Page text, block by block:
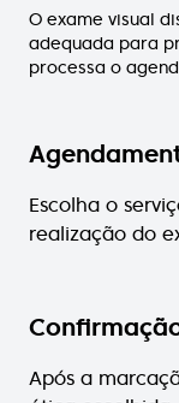
O exame visual
adequada para
processa o
Escolha o
realização do
Após a